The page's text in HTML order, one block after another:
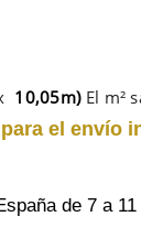
10,05m) El m²
el envío
de 7 a